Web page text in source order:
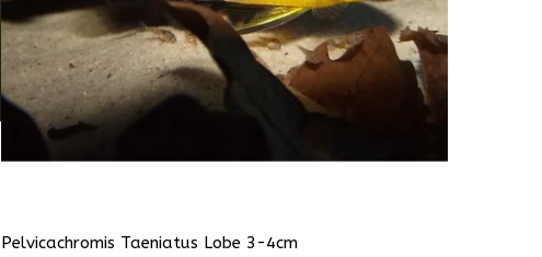
Pelvicachromis Taeniatus Lobe 3-4cm